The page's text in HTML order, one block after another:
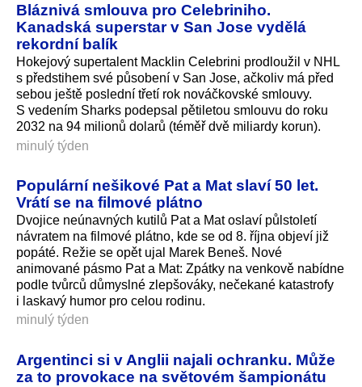
Bláznivá smlouva pro Celebriniho.
Kanadská superstar v San Jose vydělá
rekordní balík
Hokejový supertalent Macklin Celebrini prodloužil v NHL
s předstihem své působení v San Jose, ačkoliv má před
sebou ještě poslední třetí rok nováčkovské smlouvy.
S vedením Sharks podepsal pětiletou smlouvu do roku
2032 na 94 milionů dolarů (téměř dvě miliardy korun).
minulý týden
Populární nešikové Pat a Mat slaví 50 let.
Vrátí se na filmové plátno
Dvojice neúnavných kutilů Pat a Mat oslaví půlstoletí
návratem na filmové plátno, kde se od 8. října objeví již
popáté. Režie se opět ujal Marek Beneš. Nové
animované pásmo Pat a Mat: Zpátky na venkově nabídne
podle tvůrců důmyslné zlepšováky, nečekané katastrofy
i laskavý humor pro celou rodinu.
minulý týden
Argentinci si v Anglii najali ochranku. Může
za to provokace na světovém šampionátu